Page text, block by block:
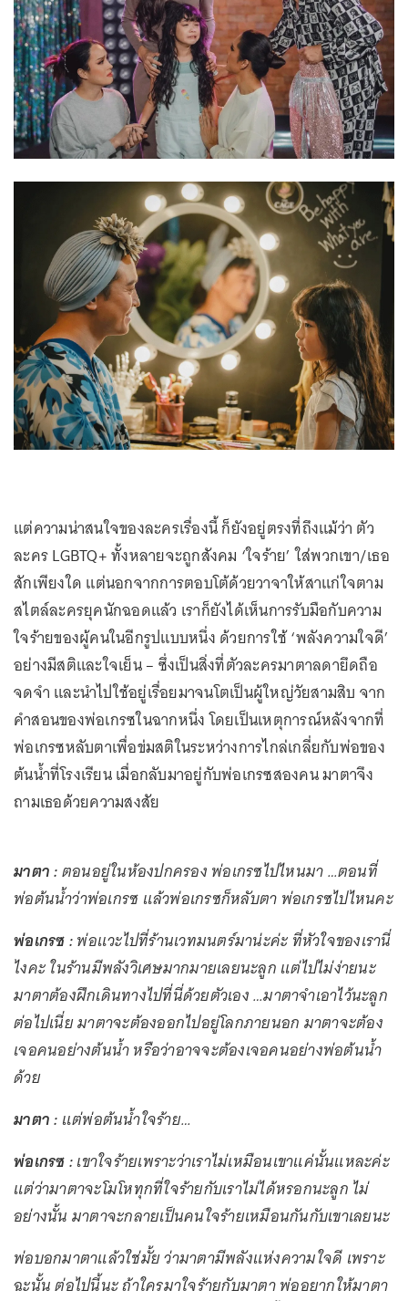
แต่ความน่าสนใจของละครเรื่องนี้ ก็ยังอยู่ตรงที่ถึงแม้ว่า ตัว
ละคร LGBTQ+ ทั้งหลายจะถูกสังคม ‘ใจร้าย’ ใส่พวกเขา/เธอ
สักเพียงใด แต่นอกจากการตอบโต้ด้วยวาจาให้สาแก่ใจตาม
สไตล์ละครยุคนักฉอดแล้ว เราก็ยังได้เห็นการรับมือกับความ
ใจร้ายของผู้คนในอีกรูปแบบหนึ่ง ด้วยการใช้ ‘พลังความใจดี’
อย่างมีสติและใจเย็น – ซึ่งเป็นสิ่งที่ตัวละครมาตาลดายึดถือ
จดจำ และนำไปใช้อยู่เรื่อยมาจนโตเป็นผู้ใหญ่วัยสามสิบ จาก
คำสอนของพ่อเกรซในฉากหนึ่ง โดยเป็นเหตุการณ์หลังจากที่
พ่อเกรซหลับตาเพื่อข่มสติในระหว่างการไกล่เกลี่ยกับพ่อของ
ต้นน้ำที่โรงเรียน เมื่อกลับมาอยู่กับพ่อเกรซสองคน มาตาจึง
ถามเธอด้วยความสงสัย
มาตา :ตอนอยู่ในห้องปกครอง พ่อเกรซไปไหนมา …ตอนที่
พ่อต้นน้ำว่าพ่อเกรซ แล้วพ่อเกรซก็หลับตา พ่อเกรซไปไหนคะ
พ่อเกรซ :พ่อแวะไปที่ร้านเวทมนตร์มาน่ะค่ะ ที่หัวใจของเรานี่
ไงคะ ในร้านมีพลังวิเศษมากมายเลยนะลูก แต่ไปไม่ง่ายนะ
มาตาต้องฝึกเดินทางไปที่นี่ด้วยตัวเอง …มาตาจำเอาไว้นะลูก
ต่อไปเนี่ย มาตาจะต้องออกไปอยู่โลกภายนอก มาตาจะต้อง
เจอคนอย่างต้นน้ำ หรือว่าอาจจะต้องเจอคนอย่างพ่อต้นน้ำ
ด้วย
มาตา : แต่พ่อต้นน้ำใจร้าย…
พ่อเกรซ :เขาใจร้ายเพราะว่าเราไม่เหมือนเขาแค่นั้นแหละค่ะ
แต่ว่ามาตาจะโมโหทุกที่ใจร้ายกับเราไม่ได้หรอกนะลูก ไม่
อย่างนั้น มาตาจะกลายเป็นคนใจร้ายเหมือนกันกับเขาเลยนะ
พ่อบอกมาตาแล้วใช่มั้ย ว่ามาตามีพลังแห่งความใจดี เพราะ
ฉะนั้น ต่อไปนี้นะ ถ้าใครมาใจร้ายกับมาตา พ่ออยากให้มาตา